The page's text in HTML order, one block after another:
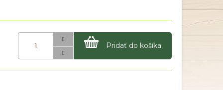
Pridať do košíka